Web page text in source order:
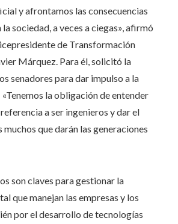
y afrontamos las consecuencias
sociedad, a veces a ciegas», afirmó
de Transformación
Márquez. Para él, solicitó la
senadores para dar impulso a la
la obligación de entender
a ser ingenieros y dar el
muchos que darán las generaciones
son claves para gestionar la
que manejan las empresas y los
por el desarrollo de tecnologías